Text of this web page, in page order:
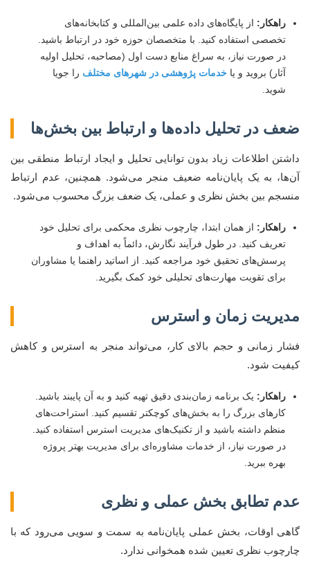
راهکار: از پایگاه‌های داده علمی بین‌المللی و کتابخانه‌های
تخصصی استفاده کنید. با متخصصان حوزه خود در ارتباط باشید.
در صورت نیاز، به سراغ منابع دست اول (مصاحبه، تحلیل اولیه
آثار) بروید و یا خدمات پژوهشی در شهرهای مختلف را جویا
شوید.
ضعف در تحلیل داده‌ها و ارتباط بین بخش‌ها
داشتن اطلاعات زیاد بدون توانایی تحلیل و ایجاد ارتباط منطقی بین
آن‌ها، به یک پایان‌نامه ضعیف منجر می‌شود. همچنین، عدم ارتباط
منسجم بین بخش نظری و عملی، یک ضعف بزرگ محسوب می‌شود.
راهکار: از همان ابتدا، چارچوب نظری محکمی برای تحلیل خود
تعریف کنید. در طول فرآیند نگارش، دائماً به اهداف و
پرسش‌های تحقیق خود مراجعه کنید. از اساتید راهنما یا مشاوران
برای تقویت مهارت‌های تحلیلی خود کمک بگیرید.
مدیریت زمان و استرس
فشار زمانی و حجم بالای کار، می‌تواند منجر به استرس و کاهش
کیفیت شود.
راهکار: یک برنامه زمان‌بندی دقیق تهیه کنید و به آن پایبند باشید.
کارهای بزرگ را به بخش‌های کوچکتر تقسیم کنید. استراحت‌های
منظم داشته باشید و از تکنیک‌های مدیریت استرس استفاده کنید.
در صورت نیاز، از خدمات مشاوره‌ای برای مدیریت بهتر پروژه
بهره ببرید.
عدم تطابق بخش عملی و نظری
گاهی اوقات، بخش عملی پایان‌نامه به سمت و سویی می‌رود که با
چارچوب نظری تعیین شده همخوانی ندارد.